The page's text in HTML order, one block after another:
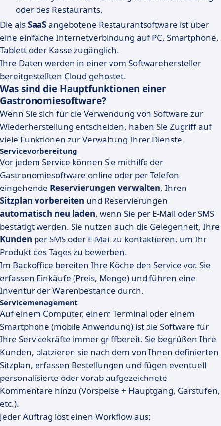
oder des Restaurants.
Die alsSaaSangebotene Restaurantsoftware ist über
eine einfache Internetverbindung auf PC, Smartphone,
Tablett oder Kasse zugänglich.
Ihre Daten werden in einer vom Softwarehersteller
bereitgestellten Cloud gehostet.
Was sind die Hauptfunktionen einer
Gastronomiesoftware?
Wenn Sie sich für die Verwendung von Software zur
Wiederherstellung entscheiden, haben Sie Zugriff auf
viele Funktionen zur Verwaltung Ihrer Dienste.
Servicevorbereitung
Vor jedem Service können Sie mithilfe der
Gastronomiesoftware online oder per Telefon
eingehende Reservierungen verwalten, Ihren
Sitzplan vorbereiten und Reservierungen
automatisch neu laden, wenn Sie per E-Mail oder SMS
bestätigt werden. Sie nutzen auch die Gelegenheit, Ihre
Kunden per SMS oder E-Mail zu kontaktieren, um Ihr
Produkt des Tages zu bewerben.
Im Backoffice bereiten Ihre Köche den Service vor. Sie
erfassen Einkäufe (Preis, Menge) und führen eine
Inventur der Warenbestände durch.
Servicemenagement
Auf einem Computer, einem Terminal oder einem
Smartphone (mobile Anwendung) ist die Software für
Ihre Servicekräfte immer griffbereit. Sie begrüßen Ihre
Kunden, platzieren sie nach dem von Ihnen definierten
Sitzplan, erfassen Bestellungen und fügen eventuell
personalisierte oder vorab aufgezeichnete
Kommentare hinzu (Vorspeise + Hauptgang, Garstufen,
etc.).
Jeder Auftrag löst einen Workflow aus: